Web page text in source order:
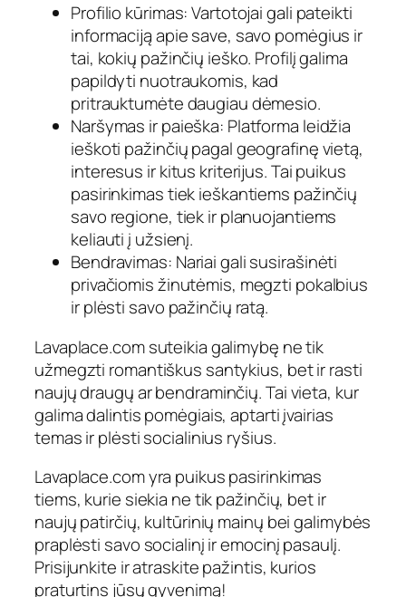
Profilio kūrimas: Vartotojai gali pateikti
informaciją apie save, savo pomėgius ir
tai, kokių pažinčių ieško. Profilį galima
papildyti nuotraukomis, kad
pritrauktumėte daugiau dėmesio.
Naršymas ir paieška: Platforma leidžia
ieškoti pažinčių pagal geografinę vietą,
interesus ir kitus kriterijus. Tai puikus
pasirinkimas tiek ieškantiems pažinčių
savo regione, tiek ir planuojantiems
keliauti į užsienį.
Bendravimas: Nariai gali susirašinėti
privačiomis žinutėmis, megzti pokalbius
ir plėsti savo pažinčių ratą.
Lavaplace.com suteikia galimybę ne tik
užmegzti romantiškus santykius, bet ir rasti
naujų draugų ar bendraminčių. Tai vieta, kur
galima dalintis pomėgiais, aptarti įvairias
temas ir plėsti socialinius ryšius.
Lavaplace.com yra puikus pasirinkimas
tiems, kurie siekia ne tik pažinčių, bet ir
naujų patirčių, kultūrinių mainų bei galimybės
praplėsti savo socialinį ir emocinį pasaulį.
Prisijunkite ir atraskite pažintis, kurios
praturtins jūsų gyvenimą!